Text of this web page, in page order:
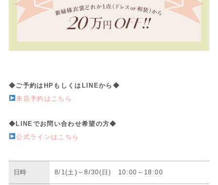
◆ご予約はHPもしくはLINEから◆
来店予約はこちら
◆LINEでお問い合わせ希望の方◆
公式ラインはこちら
日時 8/1(土)～8/30(日) 10:00～18:00